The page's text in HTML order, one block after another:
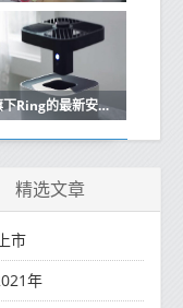
亚马逊旗下Ring的最新安全摄像头是可在多个视点周围飞行的自主无人机
精选文章
市
年